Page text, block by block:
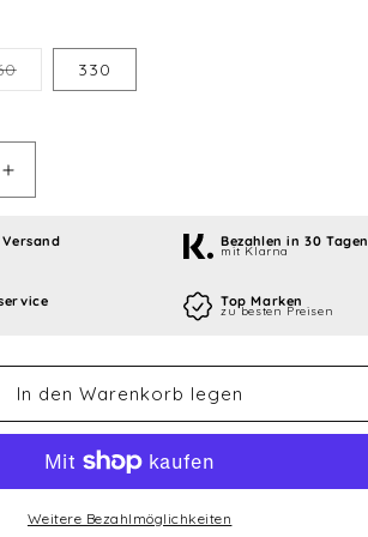
Variante
ausverkauft
330
Erhöhe
die
Menge
Style
TwoTone
Shafts
-
Schwarz
Bezahlen in 30 Tagen
mit Klarna
Top Marken
zu besten Preisen
In den Warenkorb legen
Weitere Bezahlmöglichkeiten